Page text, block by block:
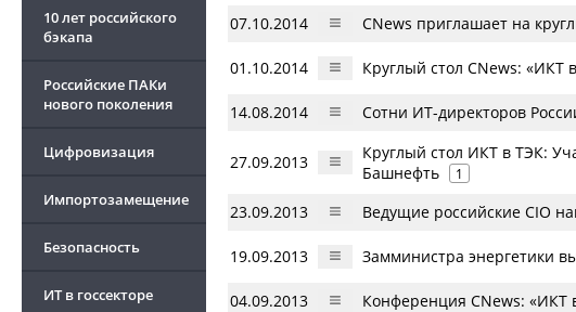
10 лет российского
бэкапа
Российские ПАКи
нового поколения
Цифровизация
Импортозамещение
Безопасность
ИТ в госсекторе
07.10.2014 CNews приглашает на
01.10.2014 Круглый стол CNews: «ИКТ
14.08.2014 Сотни ИТ-директоров
27.09.2013
Круглый стол ИКТ в ТЭК:
Башнефть
1
23.09.2013 Ведущие российские CIO
19.09.2013 Замминистра энергетики
04.09.2013 Конференция CNews: «ИКТ